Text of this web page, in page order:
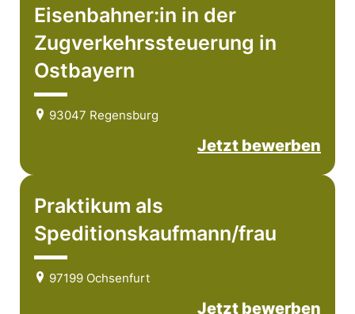
Eisenbahner:in in der
Zugverkehrssteuerung in
Ostbayern
93047 Regensburg
Jetzt bewerben
Praktikum als
Speditionskaufmann/frau
97199 Ochsenfurt
Jetzt bewerben